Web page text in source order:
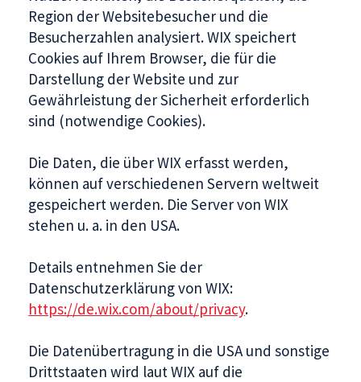
Region der Websitebesucher und die
Besucherzahlen analysiert. WIX speichert
Cookies auf Ihrem Browser, die für die
Darstellung der Website und zur
Gewährleistung der Sicherheit erforderlich
sind (notwendige Cookies).
Die Daten, die über WIX erfasst werden,
können auf verschiedenen Servern weltweit
gespeichert werden. Die Server von WIX
stehen u. a. in den USA.
Details entnehmen Sie der
Datenschutzerklärung von WIX:
https://de.wix.com/about/privacy.
Die Datenübertragung in die USA und sonstige
Drittstaaten wird laut WIX auf die